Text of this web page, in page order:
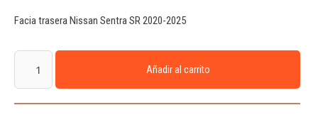
Facia trasera Nissan Sentra SR 2020-2025
Añadir al carrito